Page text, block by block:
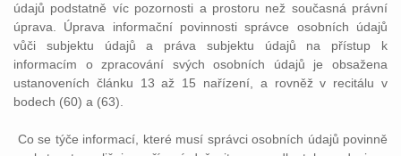
údajů podstatně víc pozornosti a prostoru než současná právní
úprava. Úprava informační povinnosti správce osobních údajů
vůči subjektu údajů a práva subjektu údajů na přístup k
informacím o zpracování svých osobních údajů je obsažena
ustanoveních článku 13 až 15 nařízení, a rovněž v recitálu v
bodech (60) a (63).
Co se týče informací, které musí správci osobních údajů povinně